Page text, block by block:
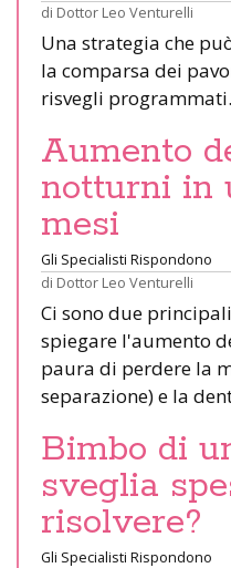
di Dottor Leo Venturelli
Una strategia che
la comparsa dei
risvegli programmati.
Aumento
notturni in
mesi
Gli Specialisti Rispondono
di Dottor Leo Venturelli
Ci sono due
spiegare l'aumento
paura di perdere la
separazione) e la
Bimbo di
sveglia
risolvere?
Gli Specialisti Rispondono